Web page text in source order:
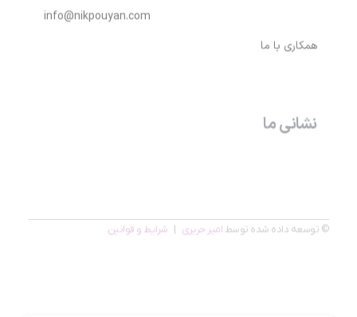
info@nikpouyan.com
همکاری با ما
نشانی ما